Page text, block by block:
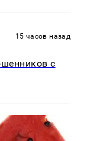
15 часов назад
с